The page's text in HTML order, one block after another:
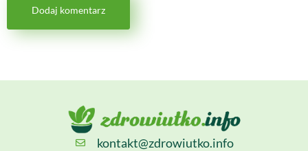
kontakt@zdrowiutko.info